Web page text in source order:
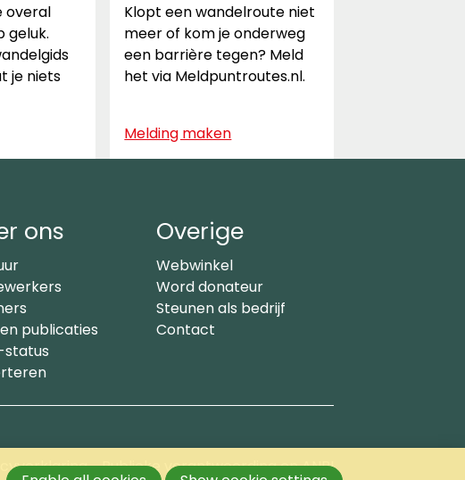
overal
geluk.
je niets
Klopt een wandelroute niet
meer of kom je onderweg
een barrière tegen? Meld
het via Meldpuntroutes.nl.
Melding maken
ons
publicaties
status
Overige
Webwinkel
Word donateur
Steunen als bedrijf
Contact
Publieke verantwoording en ANBI